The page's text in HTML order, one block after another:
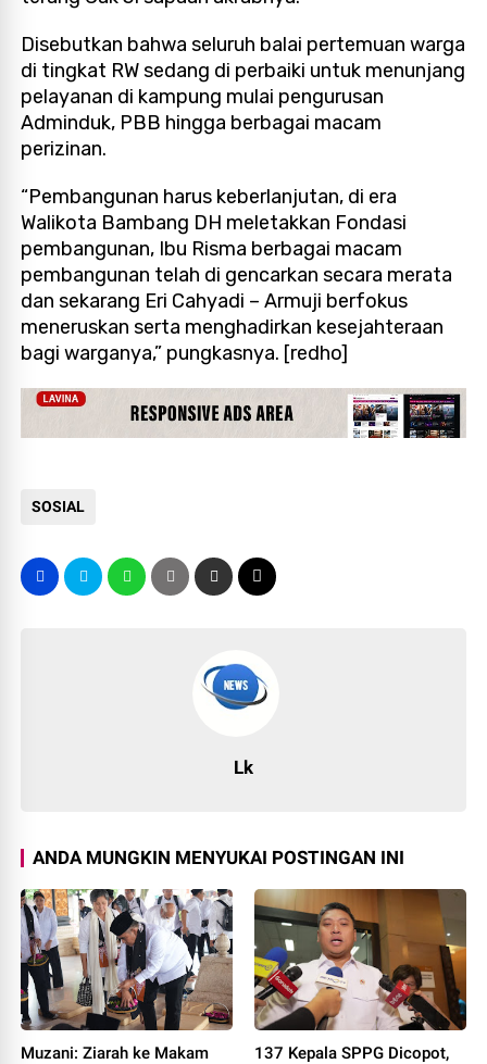
Disebutkan bahwa seluruh balai pertemuan warga
di tingkat RW sedang di perbaiki untuk menunjang
pelayanan di kampung mulai pengurusan
Adminduk, PBB hingga berbagai macam
perizinan.
“Pembangunan harus keberlanjutan, di era
Walikota Bambang DH meletakkan Fondasi
pembangunan, Ibu Risma berbagai macam
pembangunan telah di gencarkan secara merata
dan sekarang Eri Cahyadi – Armuji berfokus
meneruskan serta menghadirkan kesejahteraan
bagi warganya,” pungkasnya. [redho]
SOSIAL
Lk
ANDA MUNGKIN MENYUKAI POSTINGAN INI
Muzani: Ziarah ke Makam
137 Kepala SPPG Dicopot,